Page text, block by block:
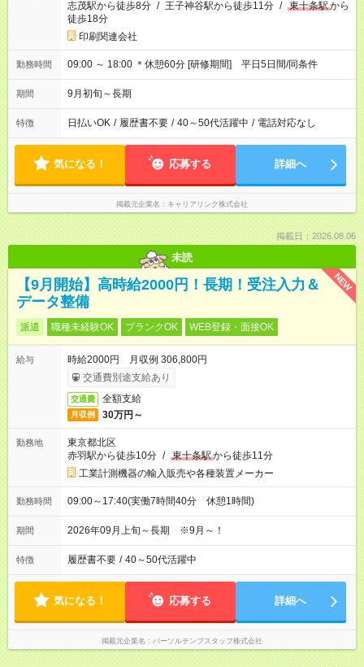
志茂駅から徒歩8分 / 王子神谷駅から徒歩11分 / 東十条駅から
徒歩18分
印刷関連会社
勤務時間 09:00 ～ 18:00 ＊休憩60分 [研修期間] 平日5日間/同条件
期間 9月初旬～長期
特徴 日払いOK / 履歴書不要 / 40～50代活躍中 / 電話対応なし
気になる！ 応募する 詳細へ
掲載元企業名 キャリアリンク株式会社
掲載日：2026.08.06
未読
NEW
【9月開始】高時給2000円！長期！受注入力＆
データ整備
派遣 職種未経験OK ブランクOK WEB登録・面接OK
給与
時給2000円 月収例 306,800円
交通費別途支給あり
交通費 全額支給
月収例 30万円～
勤務地
東京都北区
赤羽駅から徒歩10分 / 東十条駅から徒歩11分
工業計測機器の輸入販売や各種装置メーカー
勤務時間 09:00～17:40(実働7時間40分 休憩1時間)
期間 2026年09月上旬～長期 ※9月～！
特徴 履歴書不要 / 40～50代活躍中
気になる！ 応募する 詳細へ
掲載元企業名 パーソルテンプスタッフ株式会社